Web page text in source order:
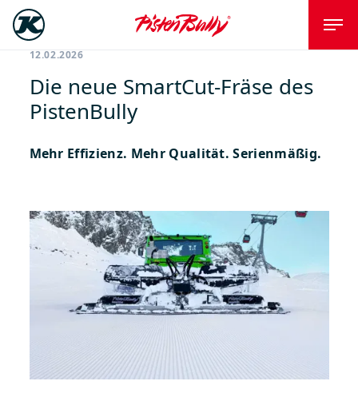
12.02.2026
Die neue SmartCut-Fräse des
PistenBully
Mehr Effizienz. Mehr Qualität. Serienmäßig.